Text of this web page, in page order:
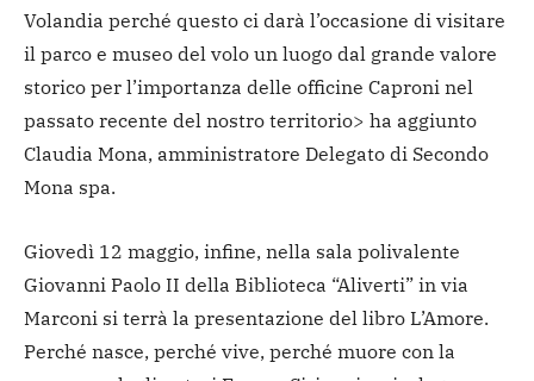
Volandia perché questo ci darà l’occasione di visitare
il parco e museo del volo un luogo dal grande valore
storico per l’importanza delle officine Caproni nel
passato recente del nostro territorio> ha aggiunto
Claudia Mona, amministratore Delegato di Secondo
Mona spa.
Giovedì 12 maggio, infine, nella sala polivalente
Giovanni Paolo II della Biblioteca “Aliverti” in via
Marconi si terrà la presentazione del libro L’Amore.
Perché nasce, perché vive, perché muore con la